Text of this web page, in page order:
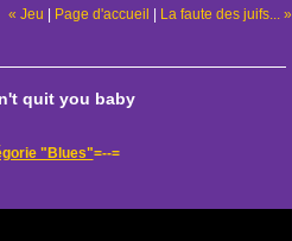
« Jeu | Page d'accueil | La faute des juifs... »
quit you baby
"Blues"=--=